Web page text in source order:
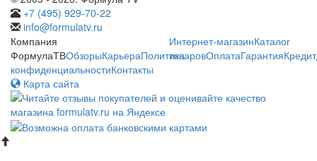
+7 (495) 929-70-22
info@formulatv.ru
Компания
ФормулаТВОбзорыКарьераПолитика
конфиденциальностиКонтакты
Интернет-магазинКаталог
товаровОплатаГарантияКредит
Карта сайта